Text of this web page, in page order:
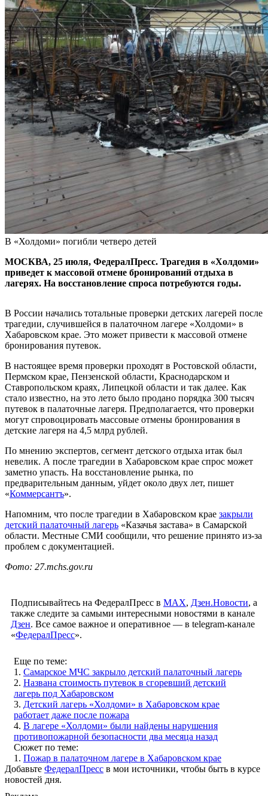
В «Холдоми» погибли четверо детей
МОСКВА, 25 июля, ФедералПресс. Трагедия в «Холдоми»
приведет к массовой отмене бронирований отдыха в
лагерях. На восстановление спроса потребуются годы.
В России начались тотальные проверки детских лагерей после
трагедии, случившейся в палаточном лагере «Холдоми» в
Хабаровском крае. Это может привести к массовой отмене
бронирования путевок.
В настоящее время проверки проходят в Ростовской области,
Пермском крае, Пензенской области, Краснодарском и
Ставропольском краях, Липецкой области и так далее. Как
стало известно, на это лето было продано порядка 300 тысяч
путевок в палаточные лагеря. Предполагается, что проверки
могут спровоцировать массовые отмены бронирования в
детские лагеря на 4,5 млрд рублей.
По мнению экспертов, сегмент детского отдыха итак был
невелик. А после трагедии в Хабаровском крае спрос может
заметно упасть. На восстановление рынка, по
предварительным данным, уйдет около двух лет, пишет
«Коммерсантъ».
Напомним, что после трагедии в Хабаровском крае закрыли
детский палаточный лагерь «Казачья застава» в Самарской
области. Местные СМИ сообщили, что решение принято из-за
проблем с документацией.
Фото: 27.mchs.gov.ru
Подписывайтесь на ФедералПресс в МАХ, Дзен.Новости, а
также следите за самыми интересными новостями в канале
Дзен. Все самое важное и оперативное — в telegram-канале
«ФедералПресс».
Еще по теме:
1. Самарское МЧС закрыло детский палаточный лагерь
2. Названа стоимость путевок в сгоревший детский
лагерь под Хабаровском
3. Детский лагерь «Холдоми» в Хабаровском крае
работает даже после пожара
4. В лагере «Холдоми» были найдены нарушения
противопожарной безопасности два месяца назад
Сюжет по теме:
1. Пожар в палаточном лагере в Хабаровском крае
Добавьте ФедералПресс в мои источники, чтобы быть в курсе
новостей дня.